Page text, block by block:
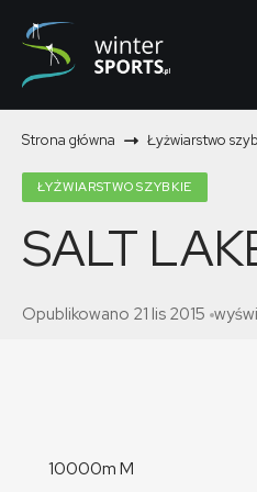
Strona główna Łyżwiarstwo
ŁYŻWIARSTWO SZYBKIE
SALT
Opublikowano 21 lis 2015
10000m M